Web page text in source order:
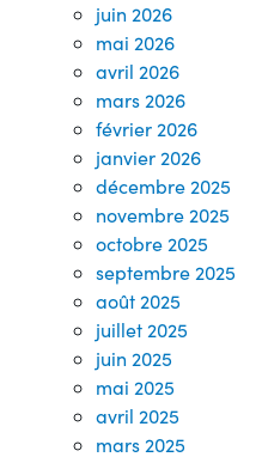
juin 2026
mai 2026
avril 2026
mars 2026
février 2026
janvier 2026
décembre 2025
novembre 2025
octobre 2025
septembre 2025
août 2025
juillet 2025
juin 2025
mai 2025
avril 2025
mars 2025